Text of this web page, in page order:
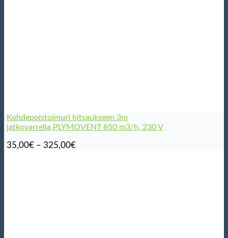
Kohdepoistoimuri hitsaukseen 3m
jatkovarrella,PLYMOVENT 850 m3/h, 230 V
35,00€ – 325,00€Hintaluokka: